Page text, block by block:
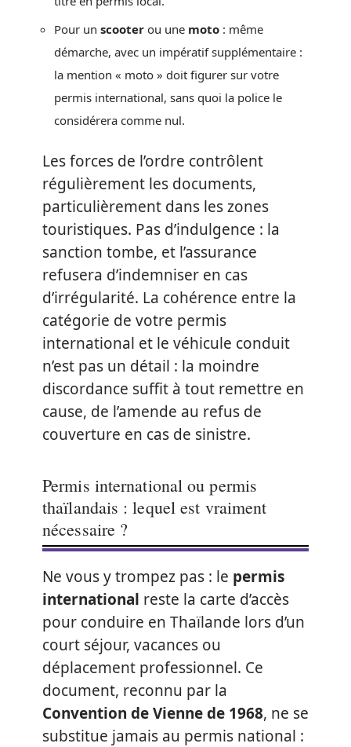
Pour un scooter ou une moto : même
démarche, avec un impératif supplémentaire :
la mention « moto » doit figurer sur votre
permis international, sans quoi la police le
considérera comme nul.
Les forces de l’ordre contrôlent
régulièrement les documents,
particulièrement dans les zones
touristiques. Pas d’indulgence : la
sanction tombe, et l’assurance
refusera d’indemniser en cas
d’irrégularité. La cohérence entre la
catégorie de votre permis
international et le véhicule conduit
n’est pas un détail : la moindre
discordance suffit à tout remettre en
cause, de l’amende au refus de
couverture en cas de sinistre.
Permis international ou permis
thaïlandais : lequel est vraiment
nécessaire ?
Ne vous y trompez pas : le permis
international reste la carte d’accès
pour conduire en Thaïlande lors d’un
court séjour, vacances ou
déplacement professionnel. Ce
document, reconnu par la
Convention de Vienne de 1968, ne se
substitue jamais au permis national :